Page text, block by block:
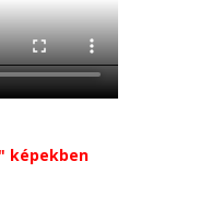
képekben